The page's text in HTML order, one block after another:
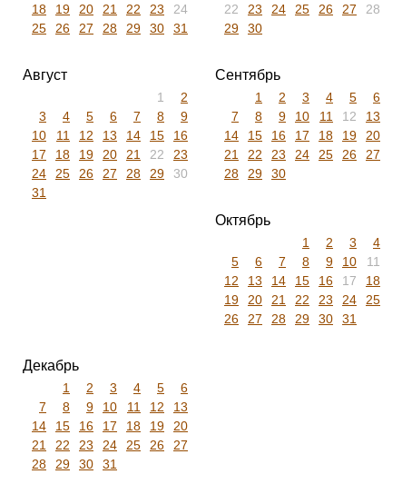
18
19 20 21 22 23
24
25
26 27 28 29 30 31
22
23 24 25 26 27
28
29
30
Август
1
2
3
4 5 6 7 8
9
10
11 12 13 14 15
16
17
18 19 20 21 22
23
24
25 26 27 28 29
30
31
Сентябрь
1 2 3 4 5
6
7
8 9 10 11 12
13
14
15 16 17 18 19
20
21
22 23 24 25 26
27
28
29 30
Октябрь
1 2 3
4
5
6 7 8 9 10
11
12
13 14 15 16 17
18
19
20 21 22 23 24
25
26
27 28 29 30 31
Декабрь
1 2 3 4 5
6
7
8 9 10 11 12
13
14
15 16 17 18 19
20
21
22 23 24 25 26
27
28
29 30 31